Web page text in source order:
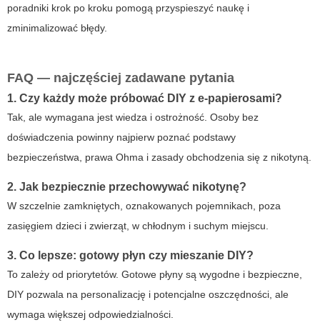
poradniki krok po kroku pomogą przyspieszyć naukę i
zminimalizować błędy.
FAQ — najczęściej zadawane pytania
1. Czy każdy może próbować DIY z e-papierosami?
Tak, ale wymagana jest wiedza i ostrożność. Osoby bez
doświadczenia powinny najpierw poznać podstawy
bezpieczeństwa, prawa Ohma i zasady obchodzenia się z nikotyną.
2. Jak bezpiecznie przechowywać nikotynę?
W szczelnie zamkniętych, oznakowanych pojemnikach, poza
zasięgiem dzieci i zwierząt, w chłodnym i suchym miejscu.
3. Co lepsze: gotowy płyn czy mieszanie DIY?
To zależy od priorytetów. Gotowe płyny są wygodne i bezpieczne,
DIY pozwala na personalizację i potencjalne oszczędności, ale
wymaga większej odpowiedzialności.